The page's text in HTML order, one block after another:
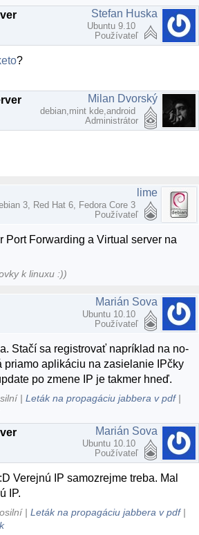
Stefan Huska
Ubuntu 9.10
Používateľ
?
Milan Dvorský
debian,mint kde,android
Administrátor
lime
3, Red Hat 6, Fedora Core 3
Používateľ
Port Forwarding a Virtual server na
k linuxu :))
Marián Sova
Ubuntu 10.10
Používateľ
Stačí sa registrovať napríklad na no-
priamo aplikáciu na zasielanie IPčky
po zmene IP je takmer hneď.
|Leták na propagáciu jabbera v pdf|
Marián Sova
Ubuntu 10.10
Používateľ
Verejnú IP samozrejme treba. Mal
IP.
|Leták na propagáciu jabbera v pdf|